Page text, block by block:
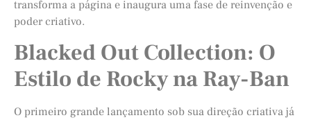
transforma a página e inaugura uma fase de reinvenção e
poder criativo.
Blacked Out Collection: O
Estilo de Rocky na Ray-Ban
O primeiro grande lançamento sob sua direção criativa já